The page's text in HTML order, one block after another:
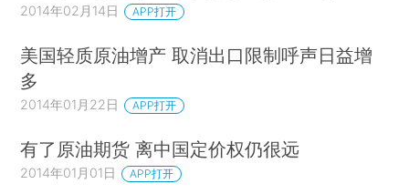
2014年02月14日 APP打开
美国轻质原油增产 取消出口限制呼声日益增
多
2014年01月22日 APP打开
有了原油期货 离中国定价权仍很远
2014年01月01日 APP打开